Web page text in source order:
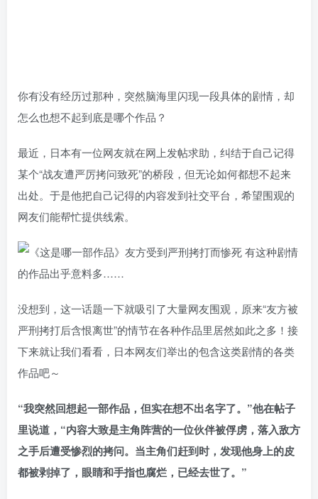
你有没有经历过那种，突然脑海里闪现一段具体的剧情，却
怎么也想不起到底是哪个作品？
最近，日本有一位网友就在网上发帖求助，纠结于自己记得
某个“战友遭严厉拷问致死”的桥段，但无论如何都想不起来
出处。于是他把自己记得的内容发到社交平台，希望围观的
网友们能帮忙提供线索。
没想到，这一话题一下就吸引了大量网友围观，原来“友方被
严刑拷打后含恨离世”的情节在各种作品里居然如此之多！接
下来就让我们看看，日本网友们举出的包含这类剧情的各类
作品吧～
“我突然回想起一部作品，但实在想不出名字了。”他在帖子
里说道，“内容大致是主角阵营的一位伙伴被俘虏，落入敌方
之手后遭受惨烈的拷问。当主角们赶到时，发现他身上的皮
都被剥掉了，眼睛和手指也腐烂，已经去世了。”